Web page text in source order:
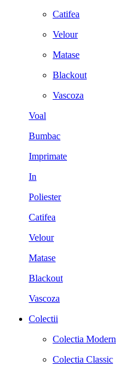
Catifea
Velour
Matase
Blackout
Vascoza
Voal
Bumbac
Imprimate
In
Poliester
Catifea
Velour
Matase
Blackout
Vascoza
Colectii
Colectia Modern
Colectia Classic